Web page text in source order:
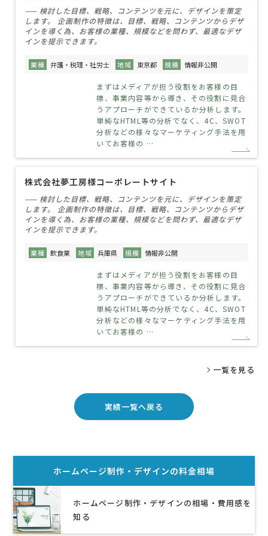
—— 検討した目標、戦略、コンテンツを元に、デザインを策定
します。 企画制作の特徴は、目標、戦略、コンテンツからデザ
インを導く為、お客様の業種、規模などを問わず、最適なデザ
インを提示できます。
業種 弁護・税理・社労士 地域 東京都 規模 情報非公開
まずはメディアが担う役割をお客様の目
標、事業内容等から導き、その役割に見合
うアプローチができているか分析します。
単純なHTML等の分析でなく、4C、SWOT
分析などの様々なマーケティング手法を用
いてお客様の …
株式会社夢工房様コーポレートサイト
—— 検討した目標、戦略、コンテンツを元に、デザインを策定
します。 企画制作の特徴は、目標、戦略、コンテンツからデザ
インを導く為、お客様の業種、規模などを問わず、最適なデザ
インを提示できます。
業種 飲食業 地域 兵庫県 規模 情報非公開
まずはメディアが担う役割をお客様の目
標、事業内容等から導き、その役割に見合
うアプローチができているか分析します。
単純なHTML等の分析でなく、4C、SWOT
分析などの様々なマーケティング手法を用
いてお客様の …
一覧を見る
実績一覧へ戻る
ホームページ制作・デザインの料金相場
ホームページ制作・デザインの相場・費用感を
知る